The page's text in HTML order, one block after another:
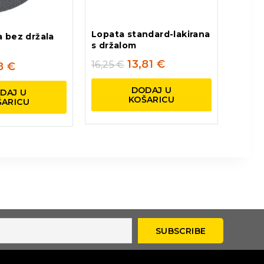
bez držala
€
U
Lopata standard-lakirana
s držalom
16,25€ 13,81 €
DODAJ U
KOŠARICU